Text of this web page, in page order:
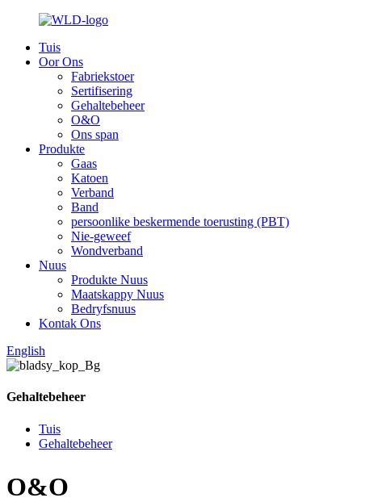
Tuis
Oor Ons
Fabriekstoer
Sertifisering
Gehaltebeheer
O&O
Ons span
Produkte
Gaas
Katoen
Verband
Band
persoonlike beskermende toerusting (PBT)
Nie-geweef
Wondverband
Nuus
Produkte Nuus
Maatskappy Nuus
Bedryfsnuus
Kontak Ons
English
Gehaltebeheer
Tuis
Gehaltebeheer
O&O